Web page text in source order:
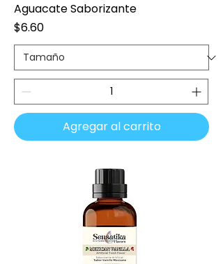
Aguacate Saborizante
Precio
$6.60
Agregar al carrito